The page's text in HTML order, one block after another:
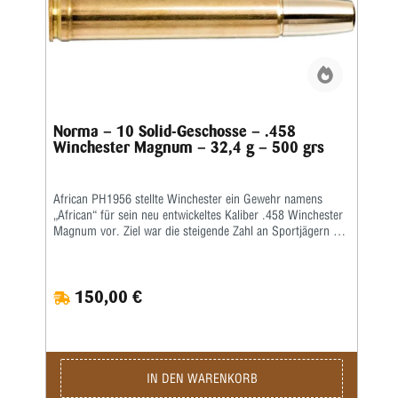
Norma – 10 Solid-Geschosse – .458
Winchester Magnum – 32,4 g – 500 grs
African PH1956 stellte Winchester ein Gewehr namens
„African“ für sein neu entwickeltes Kaliber .458 Winchester
Magnum vor. Ziel war die steigende Zahl an Sportjägern aus
den Geschossdurchmesser von .458 Zoll beibehielten und
eine Mündungsgeschwindigkeit von denselben 2150 fps
Tatsache, dass ein Repetiergewehr einem viel höheren
Arbeitsdruck standhalten kann als ein Doppelgewehr. Die
Erfahrung hat gezeigt, dass es bei der Jagd auf die größten
150,00 €
IN DEN WARENKORB